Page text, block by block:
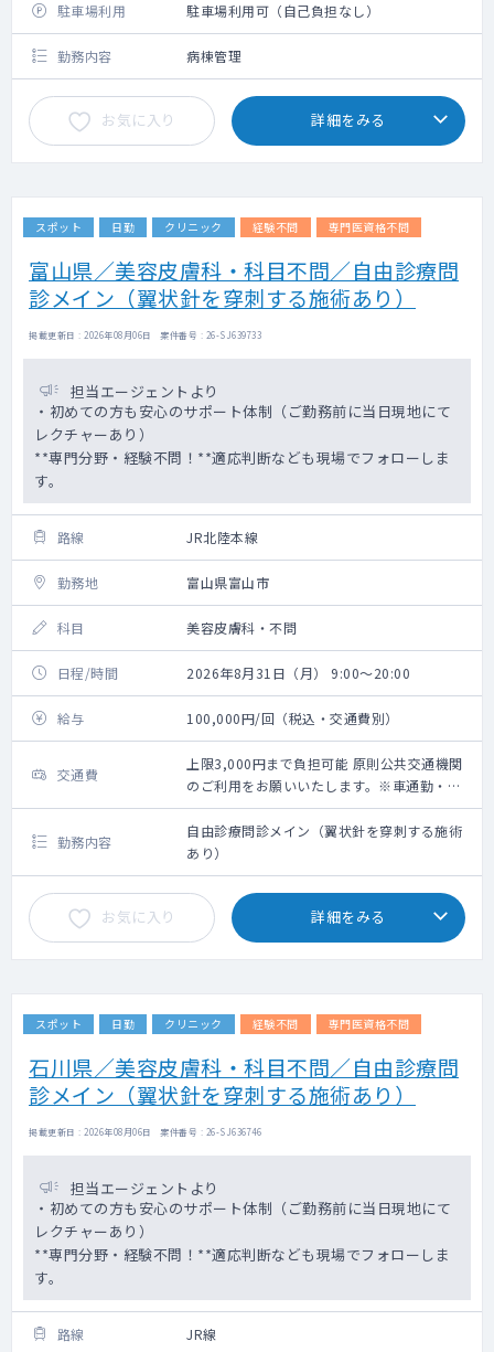
駐車場利用 駐車場利用可（自己負担なし）
勤務内容 病棟管理
お気に入り 詳細をみる
スポット 日勤 クリニック 経験不問 専門医資格不問
富山県／美容皮膚科・科目不問／自由診療問
診メイン（翼状針を穿刺する施術あり）
掲載更新日 : 2026年08月06日 案件番号 : 26-SJ639733
担当エージェントより
・初めての方も安心のサポート体制（ご勤務前に当日現地にて
レクチャーあり）
**専門分野・経験不問！**適応判断なども現場でフォローしま
す。
路線 JR北陸本線
勤務地 富山県富山市
科目 美容皮膚科・不問
日程/時間 2026年8月31日（月） 9:00～20:00
給与 100,000円/回（税込・交通費別）
交通費
上限3,000円まで負担可能 原則公共交通機関
のご利用をお願いいたします。※車通勤・タ
クシー利用要相談
勤務内容
自由診療問診メイン（翼状針を穿刺する施術
あり）
お気に入り 詳細をみる
スポット 日勤 クリニック 経験不問 専門医資格不問
石川県／美容皮膚科・科目不問／自由診療問
診メイン（翼状針を穿刺する施術あり）
掲載更新日 : 2026年08月06日 案件番号 : 26-SJ636746
担当エージェントより
・初めての方も安心のサポート体制（ご勤務前に当日現地にて
レクチャーあり）
**専門分野・経験不問！**適応判断なども現場でフォローしま
す。
路線 JR線